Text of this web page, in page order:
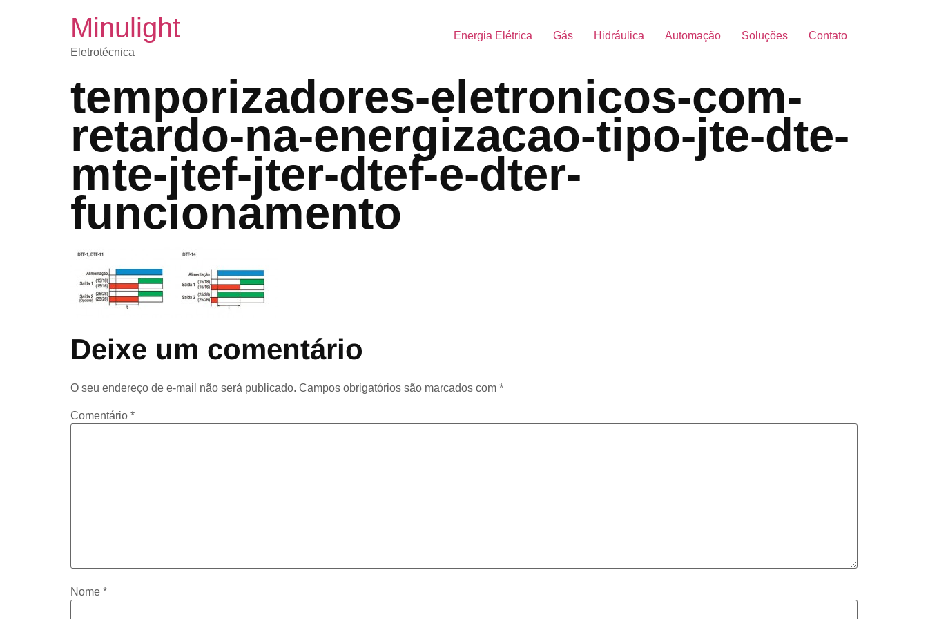
Minulight
Eletrotécnica
Energia Elétrica Gás Hidráulica Automação Soluções Contato
temporizadores-eletronicos-com-
retardo-na-energizacao-tipo-jte-dte-
mte-jtef-jter-dtef-e-dter-
funcionamento
Deixe um comentário
O seu endereço de e-mail não será publicado. Campos obrigatórios são marcados com *
Comentário *
Nome *